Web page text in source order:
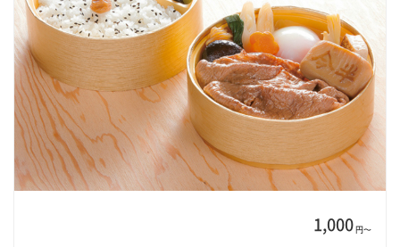
1,000円〜